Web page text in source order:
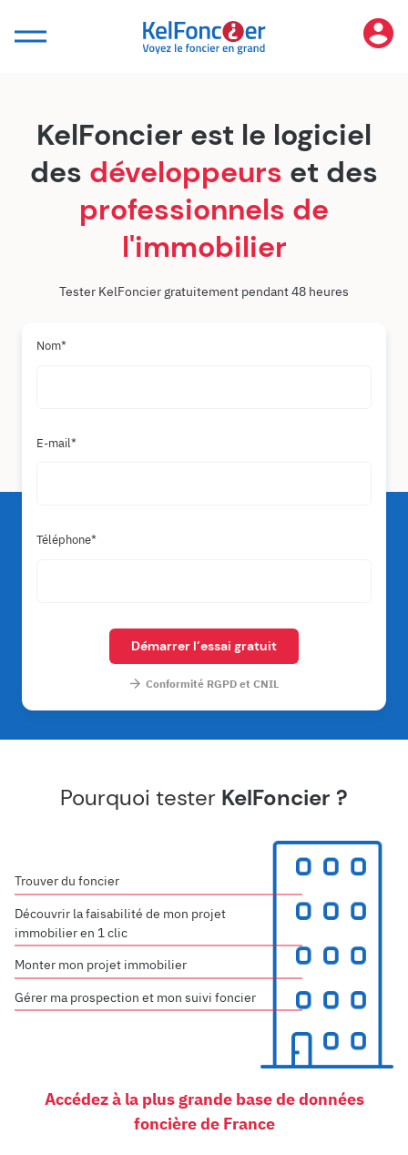
KelFoncier est le logiciel
des développeurs et des
professionnels de
l'immobilier
Tester KelFoncier gratuitement pendant 48 heures
Nom
E-mail
Téléphone
Démarrer l’essai gratuit
Conformité RGPD et CNIL
Pourquoi tester KelFoncier ?
Trouver du foncier
Découvrir la faisabilité de mon projet
immobilier en 1 clic
Monter mon projet immobilier
Gérer ma prospection et mon suivi foncier
Accédez à la plus grande base de données
foncière de France